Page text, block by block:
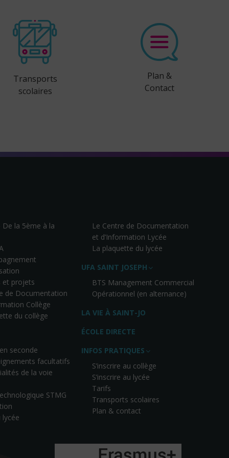
Transports
scolaires
Plan &
Contact
De la 5ème à la
et projets
de Documentation
Collège
du collège
seconde
facultatifs
de la voie
STMG
lycée
Le Centre de Documentation
et d’Information Lycée
La plaquette du lycée
UFA SAINT JOSEPH
BTS Management Commercial
Opérationnel (en alternance)
LA VIE À SAINT-JO
ÉCOLE DIRECTE
INFOS PRATIQUES
S’inscrire au collège
S’inscrire au lycée
Tarifs
Transports scolaires
Plan & contact